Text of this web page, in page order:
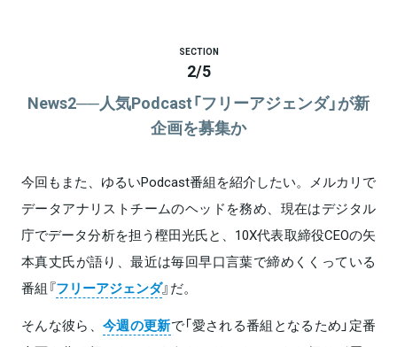
SECTION
2/5
News2──人気Podcast「フリーアジェンダ」が新
企画を募集か
今回もまた、ゆるいPodcast番組を紹介したい。メルカリで
データアナリストチームのヘッドを務め、現在はデジタル
庁でデータ分析を担う樫田光氏と、10X代表取締役CEOの矢
本真丈氏が語り、最近は毎回早口言葉で締めくくっている
番組『フリーアジェンダ』だ。
そんな彼ら、今週の更新で「愛される番組となるため」定番